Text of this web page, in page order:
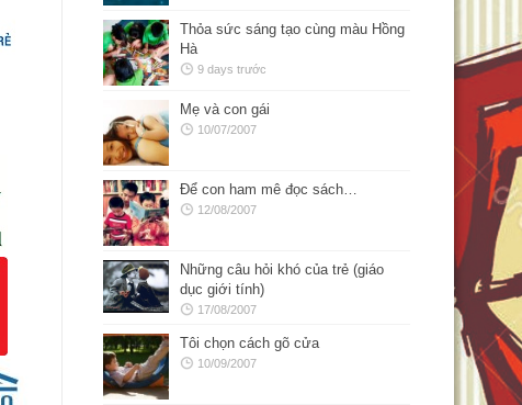
Thỏa sức sáng tạo cùng màu Hồng
Hà
9 days trước
Mẹ và con gái
10/07/2007
Để con ham mê đọc sách…
12/08/2007
Những câu hỏi khó của trẻ (giáo
dục giới tính)
17/08/2007
Tôi chọn cách gõ cửa
10/09/2007